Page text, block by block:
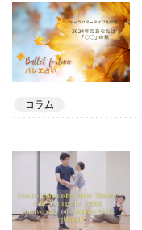
コラム